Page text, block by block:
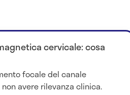
cervicale: cosa
focale del canale
avere rilevanza clinica.